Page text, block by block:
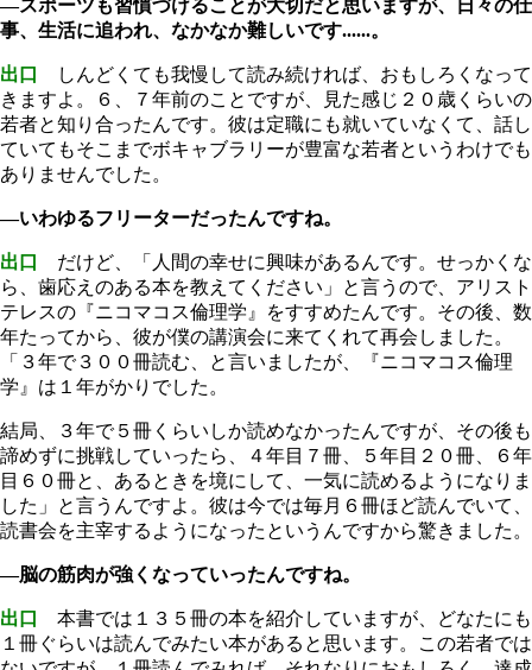
―スポーツも習慣づけることが大切だと思いますが、日々の仕
事、生活に追われ、なかなか難しいです......。
出口
しんどくても我慢して読み続ければ、おもしろくなって
きますよ。６、７年前のことですが、見た感じ２０歳くらいの
若者と知り合ったんです。彼は定職にも就いていなくて、話し
ていてもそこまでボキャブラリーが豊富な若者というわけでも
ありませんでした。
―いわゆるフリーターだったんですね。
出口
だけど、「人間の幸せに興味があるんです。せっかくな
ら、歯応えのある本を教えてください」と言うので、アリスト
テレスの『ニコマコス倫理学』をすすめたんです。その後、数
年たってから、彼が僕の講演会に来てくれて再会しました。
「３年で３００冊読む、と言いましたが、『ニコマコス倫理
学』は１年がかりでした。
結局、３年で５冊くらいしか読めなかったんですが、その後も
諦めずに挑戦していったら、４年目７冊、５年目２０冊、６年
目６０冊と、あるときを境にして、一気に読めるようになりま
した」と言うんですよ。彼は今では毎月６冊ほど読んでいて、
読書会を主宰するようになったというんですから驚きました。
―脳の筋肉が強くなっていったんですね。
出口
本書では１３５冊の本を紹介していますが、どなたにも
１冊ぐらいは読んでみたい本があると思います。この若者では